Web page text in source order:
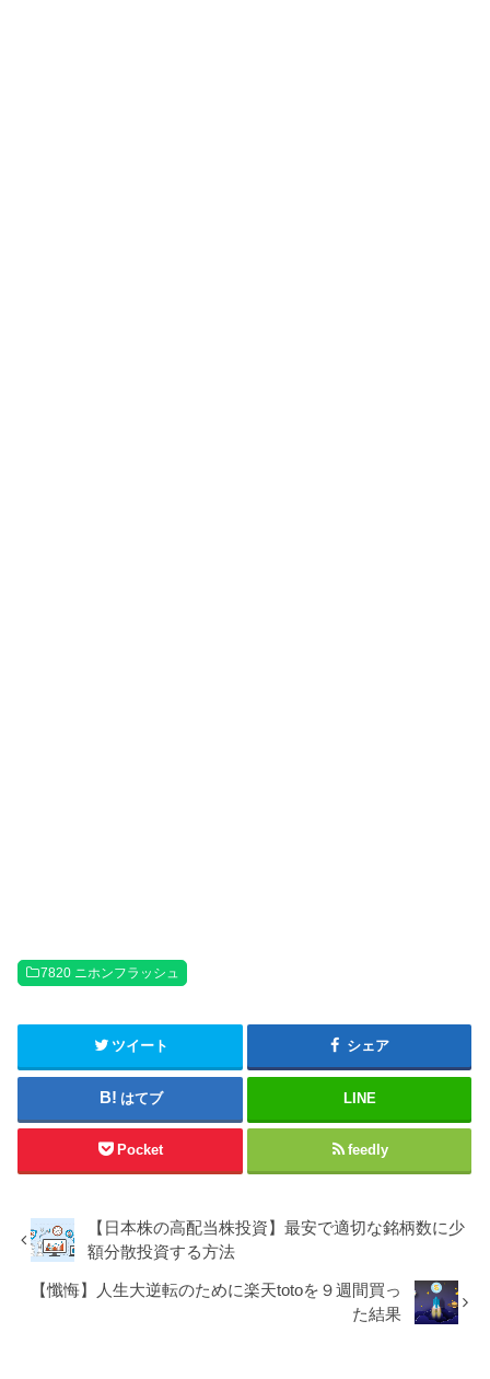
7820 ニホンフラッシュ
ツイート シェア
はてブ LINE
Pocket feedly
【日本株の高配当株投資】最安で適切な銘柄数に少
額分散投資する方法
【懺悔】人生大逆転のために楽天totoを９週間買っ
た結果